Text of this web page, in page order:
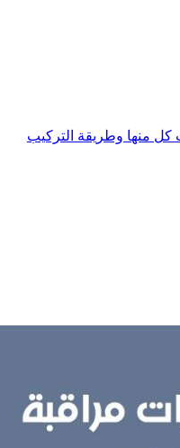
كل منها وطريقة التركيب